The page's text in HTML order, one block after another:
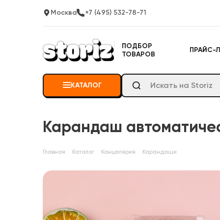
Москва +7 (495) 532-78-71
ПОДБОР
ТОВАРОВ
ПРАЙС-
КАТАЛОГ
Карандаш
Главная Каталог Канцелярия Карандаши